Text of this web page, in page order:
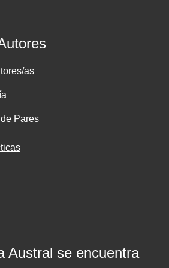
as
Pares
Austral se encuentra